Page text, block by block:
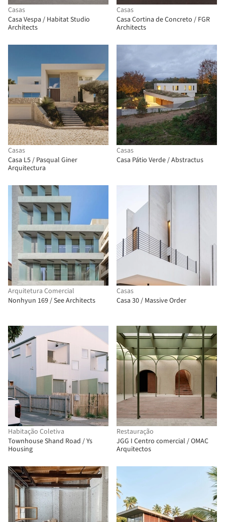
Casas
Casa Vespa / Habitat Studio
Architects
Casas
Casa Cortina de Concreto / FGR
Architects
Casas
Casa L5 / Pasqual Giner
Arquitectura
Casas
Casa Pátio Verde / Abstractus
Arquitetura Comercial
Nonhyun 169 / See Architects
Casas
Casa 30 / Massive Order
Habitação Coletiva
Townhouse Shand Road / Ys
Housing
Restauração
JGG I Centro comercial / OMAC
Arquitectos